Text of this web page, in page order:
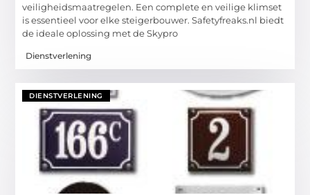
veiligheidsmaatregelen. Een complete en veilige klimset
is essentieel voor elke steigerbouwer. Safetyfreaks.nl biedt
de ideale oplossing met de Skypro
Dienstverlening
DIENSTVERLENING